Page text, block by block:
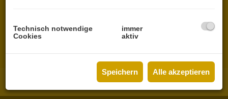
office@domoreal.at
Impressum Datenschutzerklärung
Technisch notwendige
Cookies
immer
aktiv
Speichern Alle akzeptieren